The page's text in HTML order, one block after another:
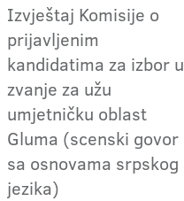
Izvještaj Komisije o
prijavljenim
kandidatima za izbor u
zvanje za užu
umjetničku oblast
Gluma (scenski govor
sa osnovama srpskog
jezika)